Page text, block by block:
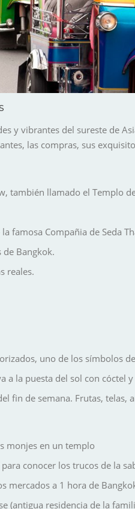
y vibrantes del sureste de
las compras, sus
también llamado el Templo
famosa Compañia de Seda
de Bangkok.
reales.
uno de los símbolos
a la puesta del sol con cóctel y
fin de semana. Frutas, telas,
monjes en un templo
conocer los trucos de la
mercados a 1 hora de
(antigua residencia de la